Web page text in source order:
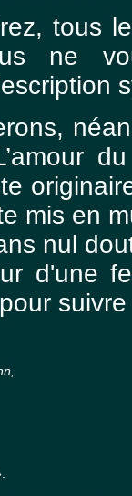
tous
ne
mis en
nul
d'une